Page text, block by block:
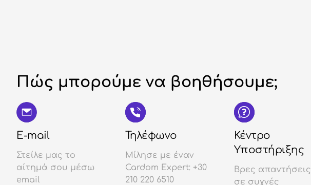
Πώς μπορούμε να βοηθήσουμε;
E-mail
Στείλε μας το
αίτημά σου μέσω
email
Τηλέφωνο
Μίλησε με έναν
Cardom Expert: +30
210 220 6510
Κέντρο
Υποστήριξης
Βρες απαντήσεις
σε συχνές